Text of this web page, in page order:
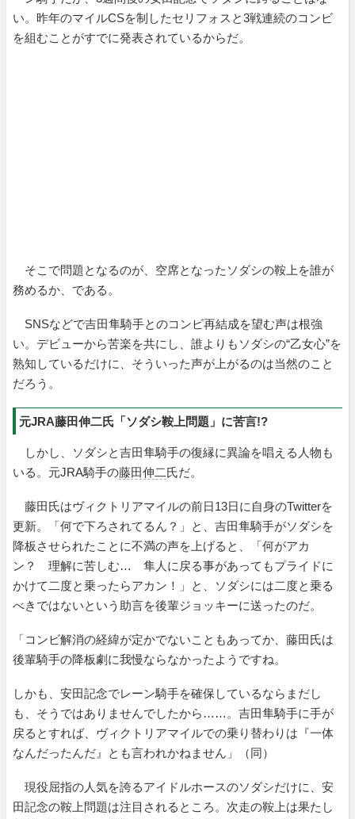
い。昨年のマイルCSを制したセリフォスと3戦連続のコンビ
を組むことがすでに発表されているからだ。
そこで問題となるのが、空席となったソダシの鞍上を誰が
務めるか、である。
SNSなどで吉田隼騎手とのコンビ再結成を望む声は根強
い。デビューから苦楽を共にし、誰よりもソダシの“乙女心”を
熟知しているだけに、そういった声が上がるのは当然のこと
だろう。
元JRA藤田伸二氏「ソダシ鞍上問題」に苦言!?
しかし、ソダシと吉田隼騎手の復縁に異論を唱える人物も
いる。元JRA騎手の藤田伸二氏だ。
藤田氏はヴィクトリアマイルの前日13日に自身のTwitterを
更新。「何で下ろされてるん？」と、吉田隼騎手がソダシを
降板させられたことに不満の声を上げると、「何がアカ
ン？ 理解に苦しむ… 隼人に戻る事があってもプライドに
かけて二度と乗ったらアカン！」と、ソダシには二度と乗る
べきではないという助言を後輩ジョッキーに送ったのだ。
「コンビ解消の経緯が定かでないこともあってか、藤田氏は
後輩騎手の降板劇に我慢ならなかったようですね。
しかも、安田記念でレーン騎手を確保しているならまだし
も、そうではありませんでしたから……。吉田隼騎手に手が
戻るとすれば、ヴィクトリアマイルでの乗り替わりは『一体
なんだったんだ』とも言われかねません」（同）
現役屈指の人気を誇るアイドルホースのソダシだけに、安
田記念の鞍上問題は注目されるところ。次走の鞍上は果たし